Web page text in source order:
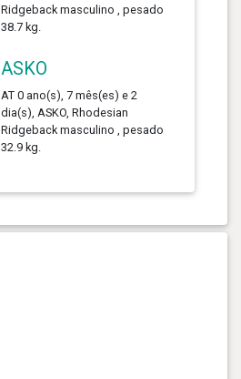
Ridgeback masculino , pesado
38.7 kg.
ASKO
AT 0 ano(s), 7 mês(es) e 2
dia(s), ASKO, Rhodesian
Ridgeback masculino , pesado
32.9 kg.